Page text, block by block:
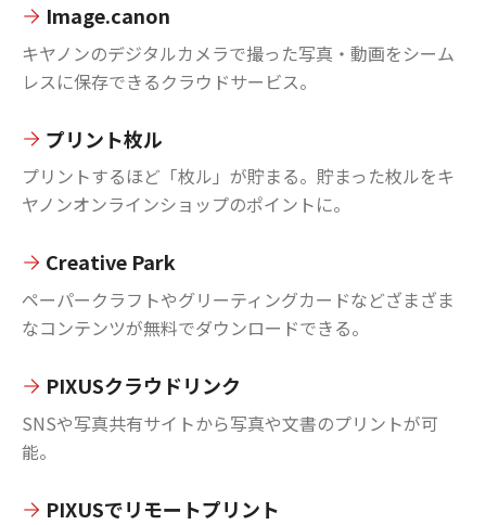
Image.canon
キヤノンのデジタルカメラで撮った写真・動画をシーム
レスに保存できるクラウドサービス。
プリント枚ル
プリントするほど「枚ル」が貯まる。貯まった枚ルをキ
ヤノンオンラインショップのポイントに。
Creative Park
ペーパークラフトやグリーティングカードなどざまざま
なコンテンツが無料でダウンロードできる。
PIXUSクラウドリンク
SNSや写真共有サイトから写真や文書のプリントが可
能。
PIXUSでリモートプリント